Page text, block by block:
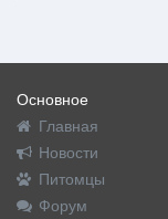
Основное
Главная
Новости
Питомцы
Форум